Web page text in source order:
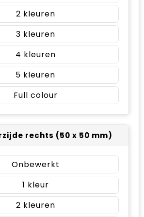
2
3
4
5
Full colour
rechts (50 x 50 mm)
Onbewerkt
1
2